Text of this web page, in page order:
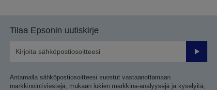
Tilaa Epsonin uutiskirje
Lähetä
Antamalla sähköpostiosoitteesi suostut vastaanottamaan
markkinointiviestejä, mukaan lukien markkina-analyysejä ja kyselyitä,